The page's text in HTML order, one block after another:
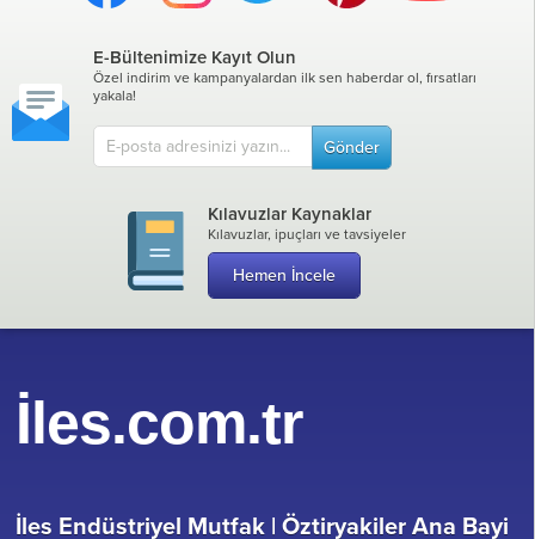
E-Bültenimize Kayıt Olun
Özel indirim ve kampanyalardan ilk sen haberdar ol, fırsatları
yakala!
Gönder
Kılavuzlar Kaynaklar
Kılavuzlar, ipuçları ve tavsiyeler
Hemen İncele
İles.com.tr
İles Endüstriyel Mutfak |Öztiryakiler Ana Bayi